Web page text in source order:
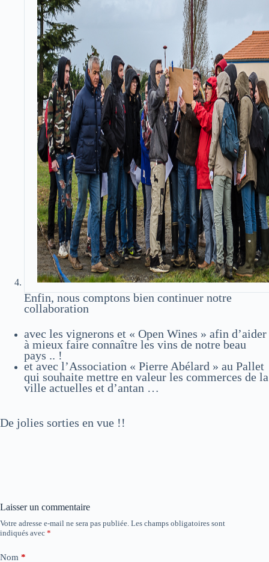
Enfin, nous comptons bien continuer notre
collaboration
avec les vignerons et « Open Wines » afin d’aider
à mieux faire connaître les vins de notre beau
pays .. !
et avec l’Association « Pierre Abélard » au Pallet
qui souhaite mettre en valeur les commerces de la
ville actuelles et d’antan …
De jolies sorties en vue !!
Laisser un commentaire
Votre adresse e-mail ne sera pas publiée. Les champs obligatoires sont
indiqués avec *
Nom *